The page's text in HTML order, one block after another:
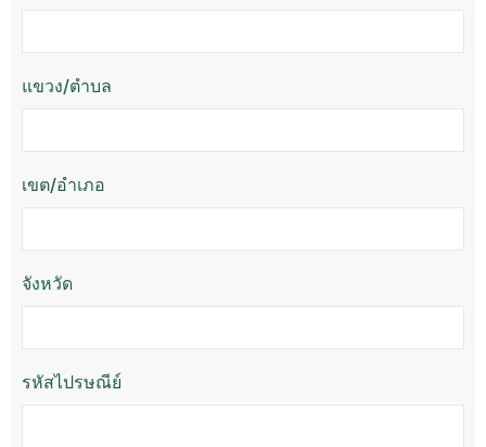
แขวง/ตำบล
เขต/อำเภอ
จังหวัด
รหัสไปรษณีย์